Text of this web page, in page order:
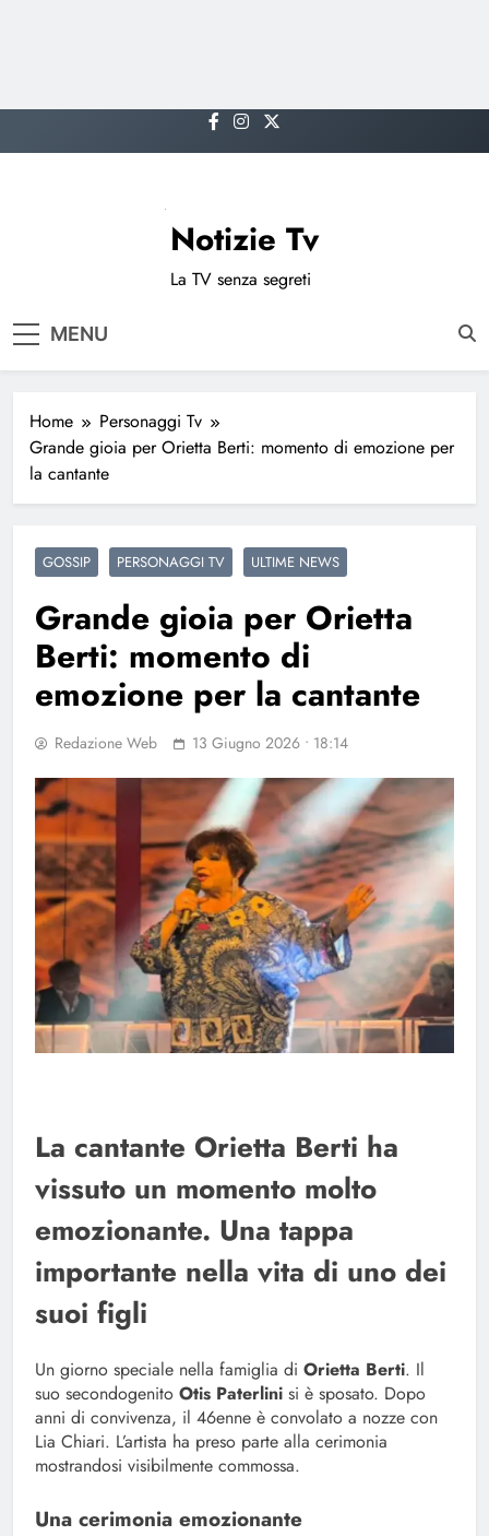
to
Notizie Tv
La TV senza segreti
MENU
Home
Personaggi Tv
Grande gioia per Orietta Berti: momento di emozione per
la cantante
GOSSIP PERSONAGGI TV ULTIME NEWS
Grande gioia per Orietta
Berti: momento di
emozione per la cantante
Redazione Web 13 Giugno 2026 • 18:14
La cantante Orietta Berti ha
vissuto un momento molto
emozionante. Una tappa
importante nella vita di uno dei
suoi figli
Un giorno speciale nella famiglia di Orietta Berti. Il
suo secondogenito Otis Paterlini si è sposato. Dopo
anni di convivenza, il 46enne è convolato a nozze con
Lia Chiari. L’artista ha preso parte alla cerimonia
mostrandosi visibilmente commossa.
Una cerimonia emozionante